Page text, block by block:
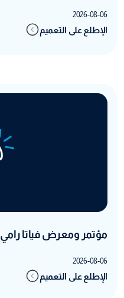
2026-08-06
الإطلع على التعميم
مؤتمر ومعرض فياتا رامي 2026
2026-08-06
الإطلع على التعميم